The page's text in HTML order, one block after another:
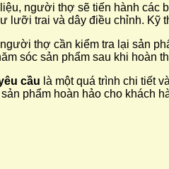
người thợ sẽ tiến hành các
lưỡi trai và dây điều chỉnh. Kỹ
thợ cần kiểm tra lại sản
sóc sản phẩm sau khi hoàn
cầu là một quá trình chi tiết
phẩm hoàn hảo cho khách